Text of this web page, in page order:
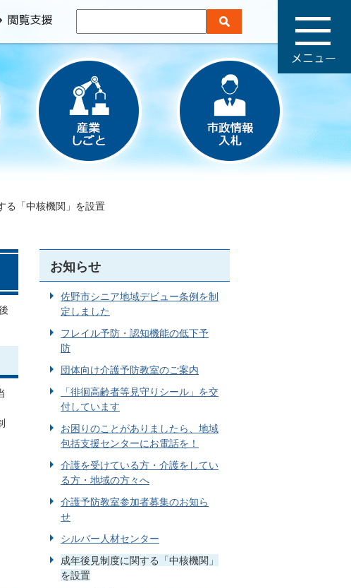
る「中核機関」を設置
お知らせ
佐野市シニア地域デビュー条例を制
定しました
フレイル予防・認知機能の低下予
防
団体向け介護予防教室のご案内
「徘徊高齢者等見守りシール」を交
付しています
お困りのことがありましたら、地域
包括支援センターにお電話を！
介護を受けている方・介護をしてい
る方・地域の方々へ
介護予防教室参加者募集のお知ら
せ
シルバー人材センター
成年後見制度に関する「中核機関」
を設置